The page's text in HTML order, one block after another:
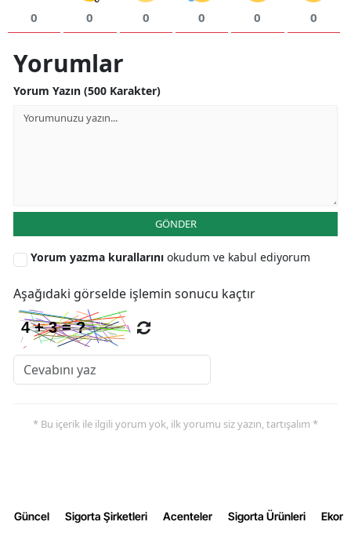
Yozgat
Zonguldak
0 0 0 0 0 0
Yorumlar
Yorum Yazın (500 Karakter)
GÖNDER
Yorum yazma kurallarını okudum ve kabul ediyorum
Aşağıdaki görselde işlemin sonucu kaçtır
* Bu içerik ile ilgili yorum yok, ilk yorumu siz yazın, tartışalım *
Güncel Sigorta Şirketleri Acenteler Sigorta Ürünleri